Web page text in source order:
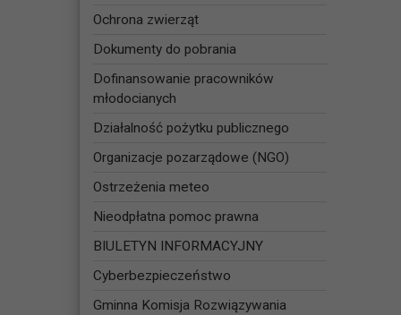
Ochrona zwierząt
Dokumenty do pobrania
Dofinansowanie pracowników
młodocianych
Działalność pożytku publicznego
Organizacje pozarządowe (NGO)
Ostrzeżenia meteo
Nieodpłatna pomoc prawna
BIULETYN INFORMACYJNY
Cyberbezpieczeństwo
Gminna Komisja Rozwiązywania